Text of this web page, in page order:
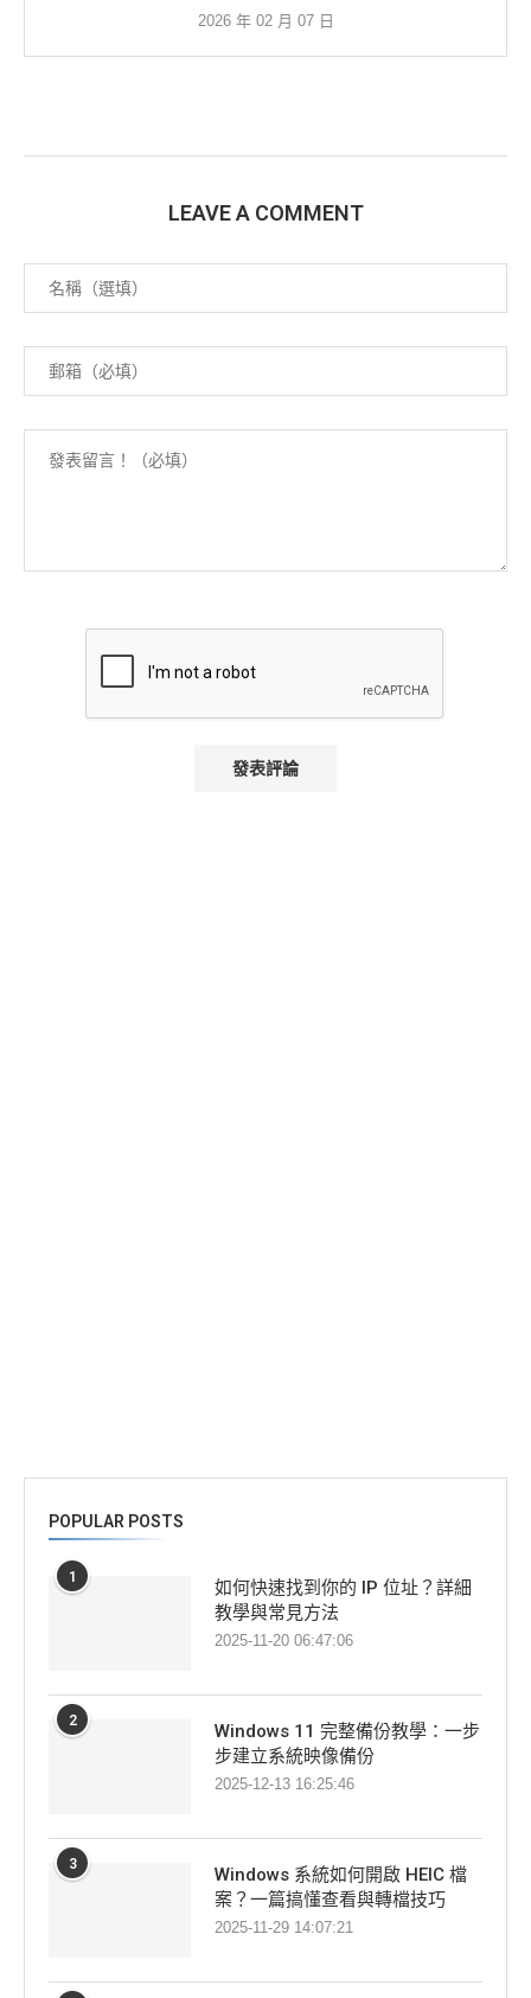
2026 年 02 月 07 日
LEAVE A COMMENT
POPULAR POSTS
1
如何快速找到你的 IP 位址？詳細
教學與常見方法
2025-11-20 06:47:06
2
Windows 11 完整備份教學：一步
步建立系統映像備份
2025-12-13 16:25:46
3
Windows 系統如何開啟 HEIC 檔
案？一篇搞懂查看與轉檔技巧
2025-11-29 14:07:21